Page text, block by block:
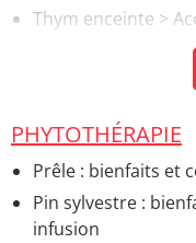
Thym enceinte >
Intoxication à l'eau
Peut-on faire le
Questions de
PHYTOTHÉRAPIE
Prêle : bienfaits et
Pin sylvestre :
infusion